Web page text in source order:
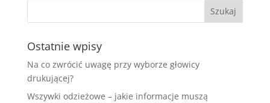
Ostatnie wpisy
Na co zwrócić uwagę przy wyborze głowicy
drukującej?
Wszywki odzieżowe – jakie informacje muszą